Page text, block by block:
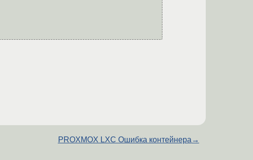
PROXMOX LXC Ошибка контейнера →